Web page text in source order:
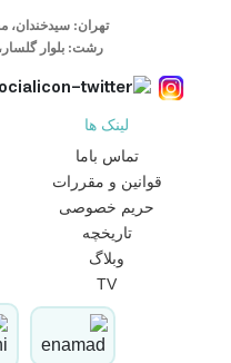
تهران: سیدخندان، محله
رشت: بلوار گلسار، کوچه ۱۰۰
لینک ها
تماس باما
قوانین و مقررات
حریم خصوصی
تاریخچه
وبلاگ
TV